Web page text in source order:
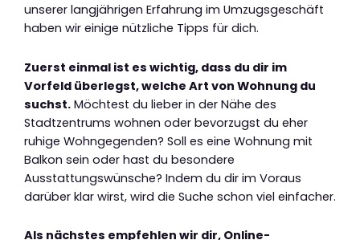
unserer langjährigen Erfahrung im Umzugsgeschäft
haben wir einige nützliche Tipps für dich.
Zuerst einmal ist es wichtig, dass du dir im
Vorfeld überlegst, welche Art von Wohnung du
suchst. Möchtest du lieber in der Nähe des
Stadtzentrums wohnen oder bevorzugst du eher
ruhige Wohngegenden? Soll es eine Wohnung mit
Balkon sein oder hast du besondere
Ausstattungswünsche? Indem du dir im Voraus
darüber klar wirst, wird die Suche schon viel einfacher.
Als nächstes empfehlen wir dir, Online-